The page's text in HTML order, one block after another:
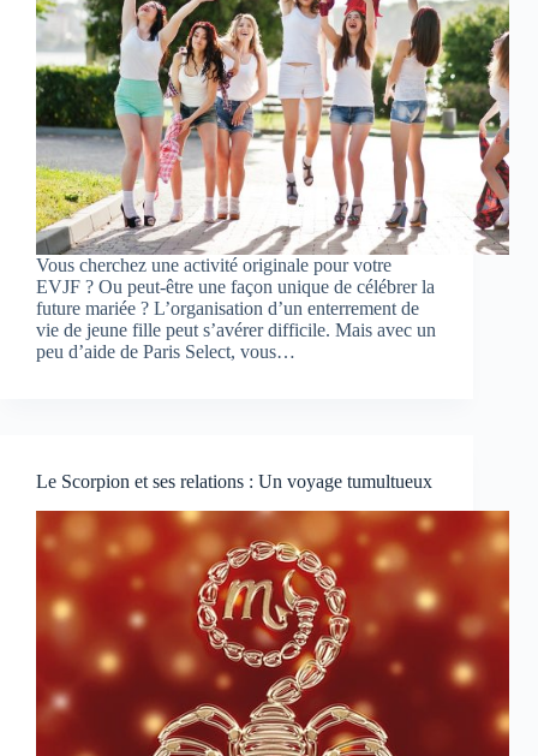
Vous cherchez une activité originale pour votre
EVJF ? Ou peut-être une façon unique de célébrer la
future mariée ? L’organisation d’un enterrement de
vie de jeune fille peut s’avérer difficile. Mais avec un
peu d’aide de Paris Select, vous…
Le Scorpion et ses relations : Un voyage tumultueux